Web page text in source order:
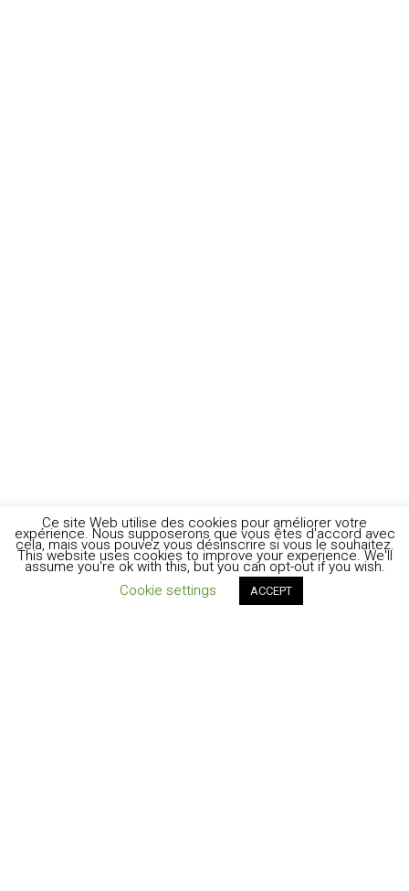
Ce site Web utilise des cookies pour améliorer votre
expérience. Nous supposerons que vous êtes d'accord avec
cela, mais vous pouvez vous désinscrire si vous le souhaitez.
This website uses cookies to improve your experience. We'll
assume you're ok with this, but you can opt-out if you wish.
Cookie settings
ACCEPT